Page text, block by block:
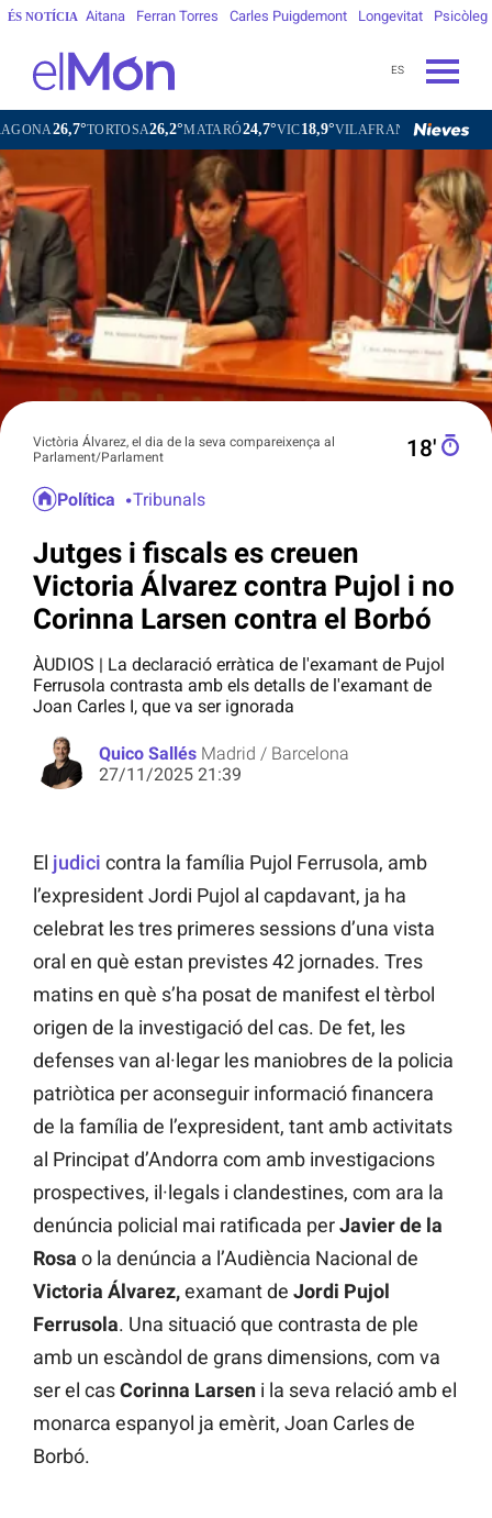
ÉS NOTÍCIA Aitana Ferran Torres Carles Puigdemont Longevitat Psicòleg
ES
26,2°MATARÓ24,7°VIC18,9°VILAFRANCA DEL PENEDÈS21,6°
Victòria Álvarez, el dia de la seva compareixença al
Parlament/Parlament
18′
Política Tribunals
Jutges i fiscals es creuen
Victoria Álvarez contra Pujol i no
Corinna Larsen contra el Borbó
ÀUDIOS | La declaració erràtica de l'examant de Pujol
Ferrusola contrasta amb els detalls de l'examant de
Joan Carles I, que va ser ignorada
Quico Sallés Madrid / Barcelona
27/11/2025 21:39
El judici contra la família Pujol Ferrusola, amb
l’expresident Jordi Pujol al capdavant, ja ha
celebrat les tres primeres sessions d’una vista
oral en què estan previstes 42 jornades. Tres
matins en què s’ha posat de manifest el tèrbol
origen de la investigació del cas. De fet, les
defenses van al·legar les maniobres de la policia
patriòtica per aconseguir informació financera
de la família de l’expresident, tant amb activitats
al Principat d’Andorra com amb investigacions
prospectives, il·legals i clandestines, com ara la
denúncia policial mai ratificada perJavier de la
Rosa o la denúncia a l’Audiència Nacional de
Victoria Álvarez,examant de Jordi Pujol
Ferrusola. Una situació que contrasta de ple
amb un escàndol de grans dimensions, com va
ser el casCorinna Larsen i la seva relació amb el
monarca espanyol ja emèrit, Joan Carles de
Borbó.